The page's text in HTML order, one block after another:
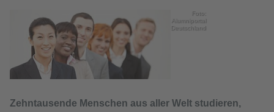
Foto:
Alumniportal
Deutschland
Zehntausende Menschen aus aller Welt studieren,